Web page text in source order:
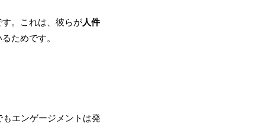
。これは、彼らが人件
ためです。
エンゲージメントは発